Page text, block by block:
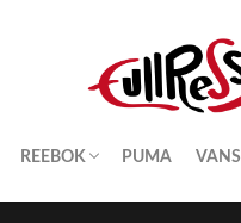
REEBOK PUMA VANS